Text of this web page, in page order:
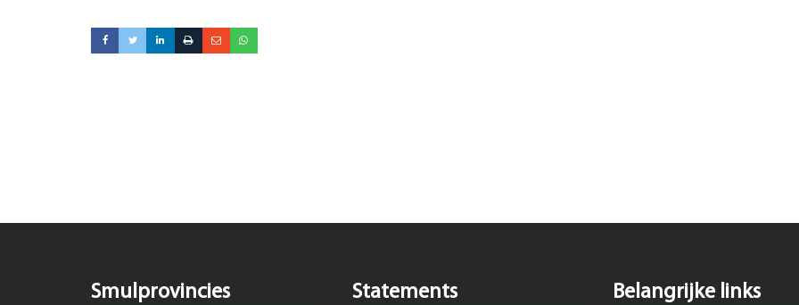
Smulprovincies Statements Belangrijke links